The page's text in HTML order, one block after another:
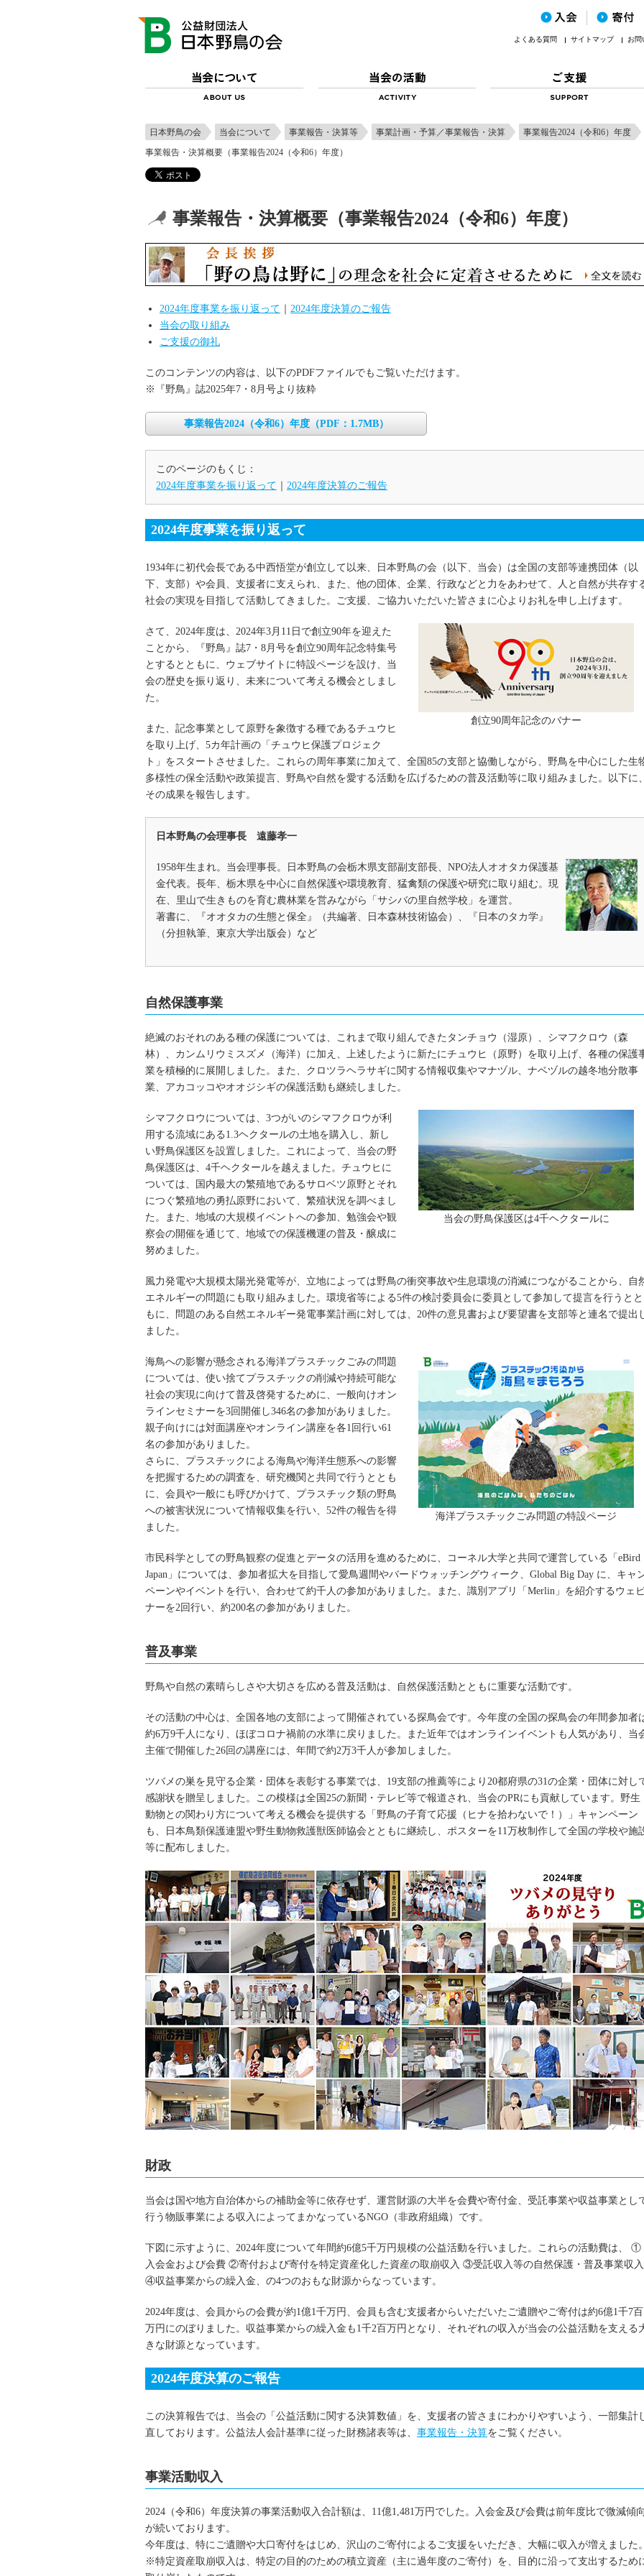
よくある質問 サイトマップ お問
日本野鳥の会 当会について 事業報告・決算等 事業計画・予算／事業報告・決算
事業報告2024（令和6）年度
事業報告・決算概要（事業報告2024（令和6）年度）
事業報告・決算概要（事業報告2024（令和6）年度）
2024年度事業を振り返って
2024年度決算のご報告
当会の取り組み
ご支援の御礼
このコンテンツの内容は、以下のPDFファイルでもご覧いただけます。
※『野鳥』誌2025年7・8月号より抜粋
事業報告2024（令和6）年度（PDF：1.7MB）
このページのもくじ：
2024年度事業を振り返って
2024年度決算のご報告
2024年度事業を振り返って
1934年に初代会長である中西悟堂が創立して以来、日本野鳥の会（以下、当会）は全国の支部等連携団体（以
下、支部）や会員、支援者に支えられ、また、他の団体、企業、行政などと力をあわせて、人と自然が共存す
社会の実現を目指して活動してきました。ご支援、ご協力いただいた皆さまに心よりお礼を申し上げます。
創立90周年記念のバナー
さて、2024年度は、2024年3月11日で創立90年を迎えた
ことから、『野鳥』誌7・8月号を創立90周年記念特集号
とするとともに、ウェブサイトに特設ページを設け、当
会の歴史を振り返り、未来について考える機会としまし
た。
また、記念事業として原野を象徴する種であるチュウヒ
を取り上げ、5カ年計画の「チュウヒ保護プロジェク
ト」をスタートさせました。これらの周年事業に加えて、全国85の支部と協働しながら、野鳥を中心にした生
多様性の保全活動や政策提言、野鳥や自然を愛する活動を広げるための普及活動等に取り組みました。以下に
その成果を報告します。
日本野鳥の会理事長 遠藤孝一
1958年生まれ。当会理事長。日本野鳥の会栃木県支部副支部長、NPO法人オオタカ保護基
金代表。長年、栃木県を中心に自然保護や環境教育、猛禽類の保護や研究に取り組む。現
在、里山で生きものを育む農林業を営みながら「サシバの里自然学校」を運営。
著書に、『オオタカの生態と保全』（共編著、日本森林技術協会）、『日本のタカ学』
（分担執筆、東京大学出版会）など
自然保護事業
絶滅のおそれのある種の保護については、これまで取り組んできたタンチョウ（湿原）、シマフクロウ（森
林）、カンムリウミスズメ（海洋）に加え、上述したように新たにチュウヒ（原野）を取り上げ、各種の保護
業を積極的に展開しました。また、クロツラヘラサギに関する情報収集やマナヅル、ナベヅルの越冬地分散事
業、アカコッコやオオジシギの保護活動も継続しました。
当会の野鳥保護区は4千ヘクタールに
シマフクロウについては、3つがいのシマフクロウが利
用する流域にある1.3ヘクタールの土地を購入し、新し
い野鳥保護区を設置しました。これによって、当会の野
鳥保護区は、4千ヘクタールを越えました。チュウヒに
ついては、国内最大の繁殖地であるサロベツ原野とそれ
につぐ繁殖地の勇払原野において、繁殖状況を調べまし
た。また、地域の大規模イベントへの参加、勉強会や観
察会の開催を通じて、地域での保護機運の普及・醸成に
努めました。
風力発電や大規模太陽光発電等が、立地によっては野鳥の衝突事故や生息環境の消滅につながることから、自
エネルギーの問題にも取り組みました。環境省等による5件の検討委員会に委員として参加して提言を行うとと
もに、問題のある自然エネルギー発電事業計画に対しては、20件の意見書および要望書を支部等と連名で提出
ました。
海洋プラスチックごみ問題の特設ページ
海鳥への影響が懸念される海洋プラスチックごみの問題
については、使い捨てプラスチックの削減や持続可能な
社会の実現に向けて普及啓発するために、一般向けオン
ラインセミナーを3回開催し346名の参加がありました。
親子向けには対面講座やオンライン講座を各1回行い61
名の参加がありました。
さらに、プラスチックによる海鳥や海洋生態系への影響
を把握するための調査を、研究機関と共同で行うととも
に、会員や一般にも呼びかけて、プラスチック類の野鳥
への被害状況について情報収集を行い、52件の報告を得
ました。
市民科学としての野鳥観察の促進とデータの活用を進めるために、コーネル大学と共同で運営している「eBird
Japan」については、参加者拡大を目指して愛鳥週間やバードウォッチングウィーク、Global Big Day に、キャ
ペーンやイベントを行い、合わせて約千人の参加がありました。また、識別アプリ「Merlin」を紹介するウェ
ナーを2回行い、約200名の参加がありました。
普及事業
野鳥や自然の素晴らしさや大切さを広める普及活動は、自然保護活動とともに重要な活動です。
その活動の中心は、全国各地の支部によって開催されている探鳥会です。今年度の全国の探鳥会の年間参加者
約6万9千人になり、ほぼコロナ禍前の水準に戻りました。また近年ではオンラインイベントも人気があり、当
主催で開催した26回の講座には、年間で約2万3千人が参加しました。
ツバメの巣を見守る企業・団体を表彰する事業では、19支部の推薦等により20都府県の31の企業・団体に対し
感謝状を贈呈しました。この模様は全国25の新聞・テレビ等で報道され、当会のPRにも貢献しています。野生
動物との関わり方について考える機会を提供する「野鳥の子育て応援（ヒナを拾わないで！）」キャンペーン
も、日本鳥類保護連盟や野生動物救護獣医師協会とともに継続し、ポスターを11万枚制作して全国の学校や施
等に配布しました。
財政
当会は国や地方自治体からの補助金等に依存せず、運営財源の大半を会費や寄付金、受託事業や収益事業とし
行う物販事業による収入によってまかなっているNGO（非政府組織）です。
下図に示すように、2024年度について年間約6億5千万円規模の公益活動を行いました。これらの活動費は、 ①
入会金および会費 ②寄付および寄付を特定資産化した資産の取崩収入 ③受託収入等の自然保護・普及事業収入
④収益事業からの繰入金、の4つのおもな財源からなっています。
2024年度は、会員からの会費が約1億1千万円、会員も含む支援者からいただいたご遺贈やご寄付は約6億1千7百
万円にのぼりました。収益事業からの繰入金も1千2百万円となり、それぞれの収入が当会の公益活動を支える
きな財源となっています。
2024年度決算のご報告
この決算報告では、当会の「公益活動に関する決算数値」を、支援者の皆さまにわかりやすいよう、一部集計
直しております。公益法人会計基準に従った財務諸表等は、 事業報告・決算をご覧ください。
事業活動収入
2024（令和6）年度決算の事業活動収入合計額は、11億1,481万円でした。入会金及び会費は前年度比で微減傾
が続いております。
今年度は、特にご遺贈や大口寄付をはじめ、沢山のご寄付によるご支援をいただき、大幅に収入が増えました
※特定資産取崩収入は、特定の目的のための積立資産（主に過年度のご寄付）を、目的に沿って支出するため